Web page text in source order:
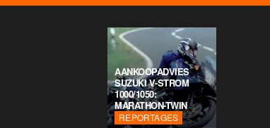
AANKOOPADVIES
SUZUKI V-STROM
1000/1050:
MARATHON-TWIN
REPORTAGES